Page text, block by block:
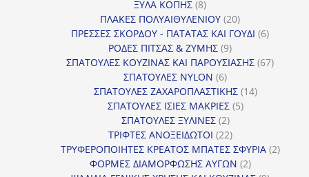
ΞΥΛΑ ΚΟΠΗΣ 88
προϊόντα
ΠΛΑΚΕΣ ΠΟΛΥΑΙΘΥΛΕΝΙΟΥ 2020
προϊόντα
ΠΡΕΣΣΕΣ ΣΚΟΡΔΟΥ - ΠΑΤΑΤΑΣ ΚΑΙ ΓΟΥΔΙ 66
ΡΟΔΕΣ ΠΙΤΣΑΣ & ΖΥΜΗΣ 99
προϊόντα
ΣΠΑΤΟΥΛΕΣ ΚΟΥΖΙΝΑΣ ΚΑΙ ΠΑΡΟΥΣΙΑΣΗΣ 6767
ΣΠΑΤΟΥΛΕΣ NYLON 66
προϊόντα
ΣΠΑΤΟΥΛΕΣ ΖΑΧΑΡΟΠΛΑΣΤΙΚΗΣ 1414
ΣΠΑΤΟΥΛΕΣ ΙΣΙΕΣ ΜΑΚΡΙΕΣ 55
ΣΠΑΤΟΥΛΕΣ ΞΥΛΙΝΕΣ 22
προϊόντα
ΤΡΙΦΤΕΣ ΑΝΟΞΕΙΔΩΤΟΙ 2222
προϊόντα
ΤΡΥΦΕΡΟΠΟΙΗΤΕΣ ΚΡΕΑΤΟΣ ΜΠΑΤΕΣ ΣΦΥΡΙΑ 22
ΦΟΡΜΕΣ ΔΙΑΜΟΡΦΩΣΗΣ ΑΥΓΩΝ 22